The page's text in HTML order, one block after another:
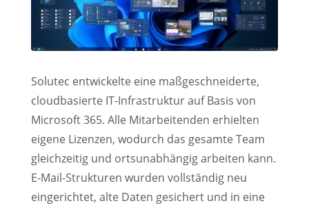
Solutec entwickelte eine maßgeschneiderte,
cloudbasierte IT-Infrastruktur auf Basis von
Microsoft 365. Alle Mitarbeitenden erhielten
eigene Lizenzen, wodurch das gesamte Team
gleichzeitig und ortsunabhängig arbeiten kann.
E-Mail-Strukturen wurden vollständig neu
eingerichtet, alte Daten gesichert und in eine